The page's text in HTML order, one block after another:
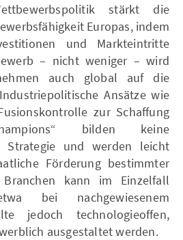
stärkt die
Europas, indem
und Markteintritte
– nicht weniger – wird
auch global auf die
Ansätze wie
zur Schaffung
bilden keine
Strategie und werden leicht
Förderung bestimmter
kann im Einzelfall
bei nachgewiesenem
jedoch technologieoffen,
ausgestaltet werden.